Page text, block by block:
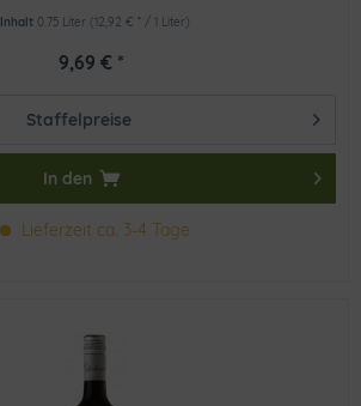
Inhalt 0.75 Liter (12,92 € * / 1 Liter)
9,69 € *
Staffelpreise
In den
Lieferzeit ca. 3-4 Tage